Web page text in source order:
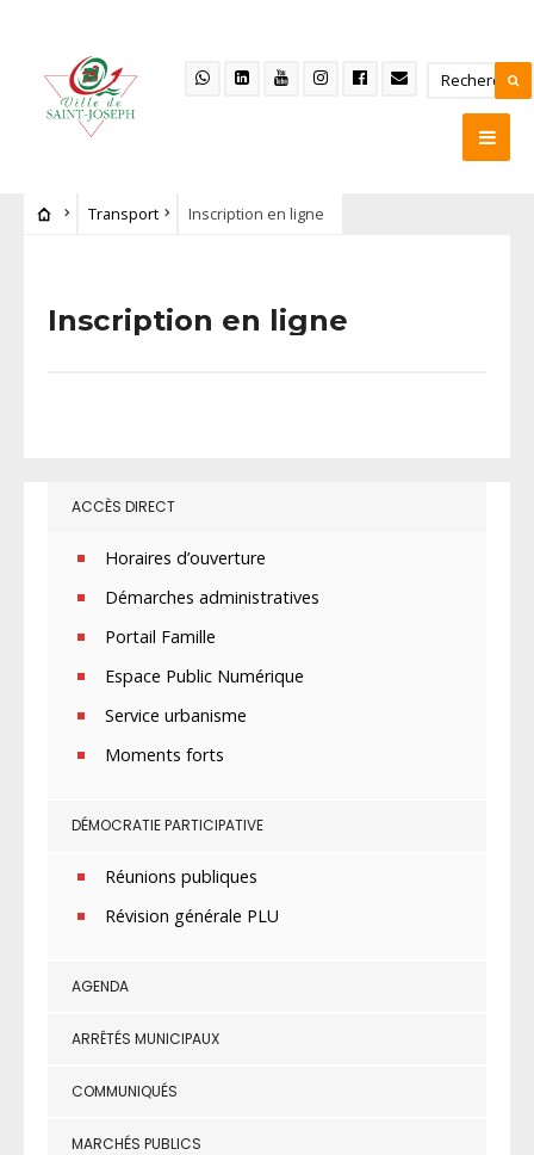
Transport Inscription en ligne
Inscription en ligne
ACCÈS DIRECT
Horaires d’ouverture
Démarches administratives
Portail Famille
Espace Public Numérique
Service urbanisme
Moments forts
DÉMOCRATIE PARTICIPATIVE
Réunions publiques
Révision générale PLU
AGENDA
ARRÊTÉS MUNICIPAUX
COMMUNIQUÉS
MARCHÉS PUBLICS